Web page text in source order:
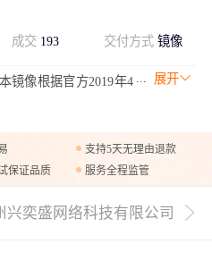
成交 193 交付方式镜像
展开
镜像根据官方2019年4
支持5天无理由退款
保证品质
服务全程监管
兴奕盛网络科技有限公司